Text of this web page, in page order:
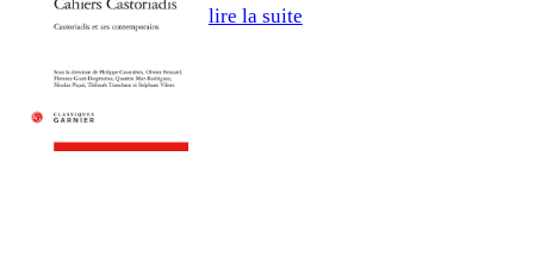
lire la suite